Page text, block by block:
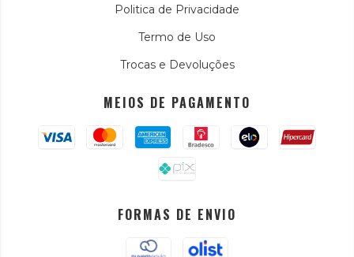
Politica de Privacidade
Termo de Uso
Trocas e Devoluções
MEIOS DE PAGAMENTO
FORMAS DE ENVIO